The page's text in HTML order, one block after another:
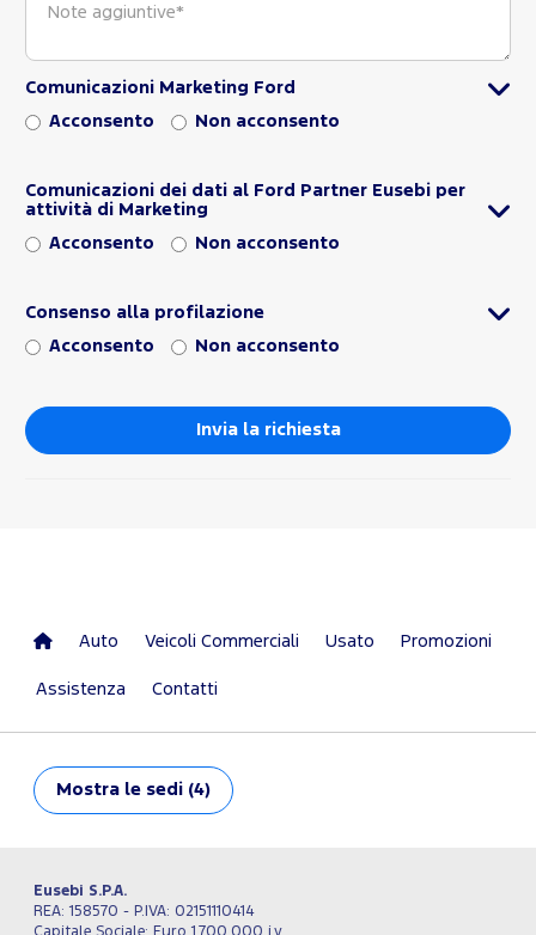
Comunicazioni Marketing Ford
Acconsento Non acconsento
Comunicazioni dei dati al Ford Partner Eusebi per
attività di Marketing
Acconsento Non acconsento
Consenso alla profilazione
Acconsento Non acconsento
Auto Veicoli Commerciali Usato Promozioni
Assistenza Contatti
Mostra le sedi (4)
Eusebi S.P.A.
REA: 158570 - P.IVA: 02151110414
Capitale Sociale: Euro 1.700.000 i.v.